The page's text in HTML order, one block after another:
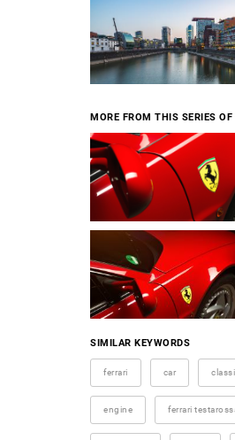
MORE FROM THIS SERIES
SIMILAR KEYWORDS
ferrari car
engine ferrari